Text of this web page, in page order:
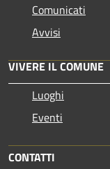
Comunicati
Avvisi
VIVERE IL COMUNE
Luoghi
Eventi
CONTATTI